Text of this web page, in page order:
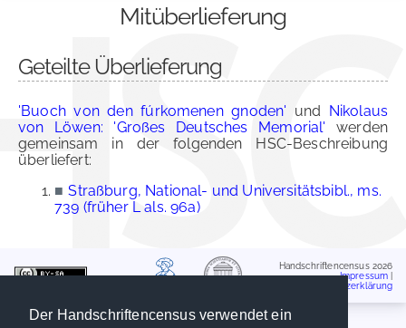
Der Handschriftencensus verwendet ein
Mitüberlieferung
Geteilte Überlieferung
'Buoch von den fúrkomenen gnoden' und Nikolaus
von Löwen: 'Großes Deutsches Memorial' werden
gemeinsam in der folgenden HSC-Beschreibung
überliefert:
■ Straßburg, National- und Universitätsbibl., ms.
739 (früher L als. 96a)
Handschriftencensus 2026
Impressum
Datenschutzerklärung